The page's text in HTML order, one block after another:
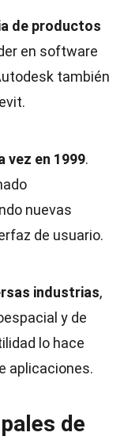
de productos
en software
también
vez en 1999.
nuevas
de usuario.
industrias,
y de
lo hace
aplicaciones.
de